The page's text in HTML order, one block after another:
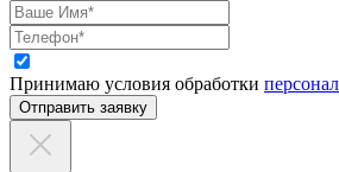
Принимаю условия обработки
Отправить заявку